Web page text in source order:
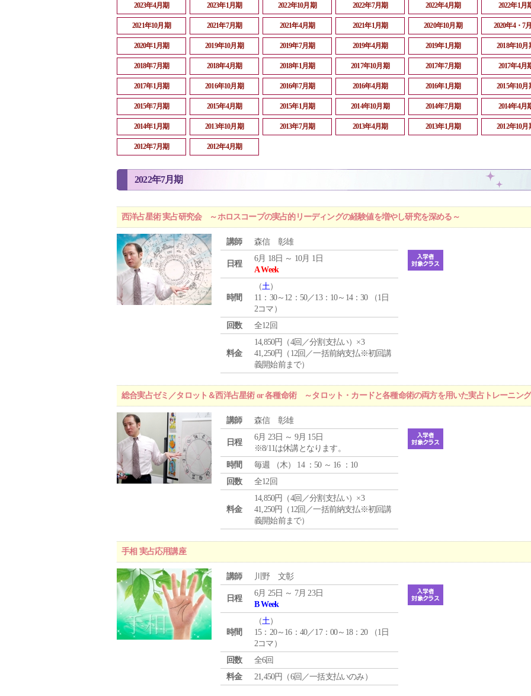
2023年4月期 2023年1月期 2022年10月期 2022年7月期 2022年4月期 2022年1月
2021年10月期 2021年7月期 2021年4月期 2021年1月期 2020年10月期 2020年4・7
2020年1月期 2019年10月期 2019年7月期 2019年4月期 2019年1月期 2018年10月
2018年7月期 2018年4月期 2018年1月期 2017年10月期 2017年7月期 2017年4月
2017年1月期 2016年10月期 2016年7月期 2016年4月期 2016年1月期 2015年10月
2015年7月期 2015年4月期 2015年1月期 2014年10月期 2014年7月期 2014年4月
2014年1月期 2013年10月期 2013年7月期 2013年4月期 2013年1月期 2012年10月
2012年7月期 2012年4月期
2022年7月期
西洋占星術 実占研究会 ～ホロスコープの実占的リーディングの経験値を増やし研究を深める～
講師 森信 彰雄
日程
6月 18日 ～ 10月 1日
A Week
時間
（土）
11：30～12：50／13：10～14：30 （1日
2コマ）
回数
全12回
料金
14,850円（4回／分割支払い）×3
41,250円（12回／一括前納支払※初回講
義開始前まで）
総合実占ゼミ／タロット＆西洋占星術 or 各種命術 ～タロット・カードと各種命術の両方を用いた実占トレーニン
講師 森信 彰雄
日程
6月 23日 ～ 9月 15日
※8/11は休講となります。
時間
毎週 （木） 14 ：50 ～ 16 ：10
回数
全12回
料金
14,850円（4回／分割支払い）×3
41,250円（12回／一括前納支払※初回講
義開始前まで）
手相 実占応用講座
講師 川野 文彰
日程
6月 25日 ～ 7月 23日
B Week
時間
（土）
15：20～16：40／17：00～18：20 （1日
2コマ）
回数
全6回
料金
21,450円（6回／一括支払いのみ）